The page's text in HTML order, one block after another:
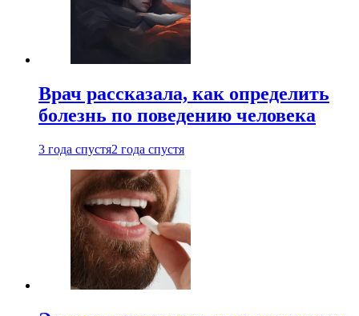
Врач рассказала, как определить
болезнь по поведению человека
3 года спустя2 года спустя